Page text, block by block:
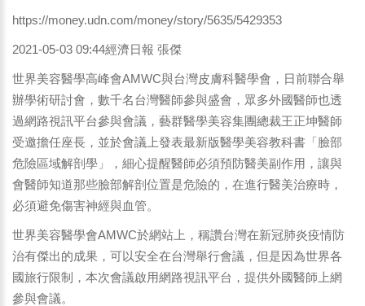
https://money.udn.com/money/story/5635/5429353
2021-05-03 09:44經濟日報 張傑
世界美容醫學高峰會AMWC與台灣皮膚科醫學會，日前聯合舉
辦學術研討會，數千名台灣醫師參與盛會，眾多外國醫師也透
過網路視訊平台參與會議，藝群醫學美容集團總裁王正坤醫師
受邀擔任座長，並於會議上發表最新版醫學美容教科書「臉部
危險區域解剖學」，細心提醒醫師必須預防醫美副作用，讓與
會醫師知道那些臉部解剖位置是危險的，在進行醫美治療時，
必須避免傷害神經與血管。
世界美容醫學會AMWC於網站上，稱讚台灣在新冠肺炎疫情防
治有傑出的成果，可以安全在台灣舉行會議，但是因為世界各
國旅行限制，本次會議啟用網路視訊平台，提供外國醫師上網
參與會議。